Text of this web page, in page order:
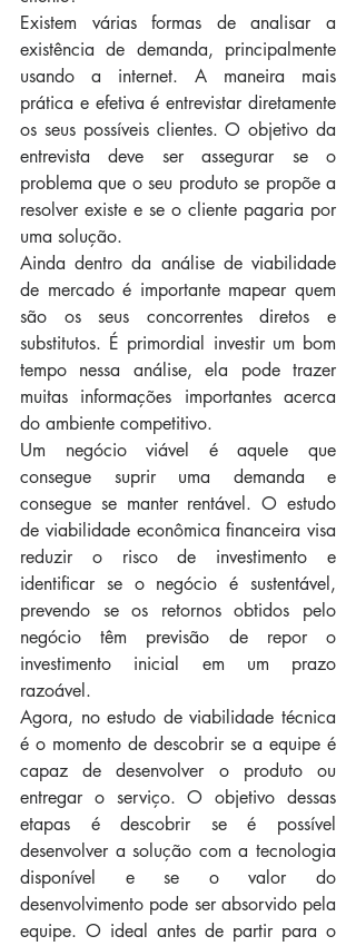
Existem várias formas de analisar a
existência de demanda, principalmente
usando a internet. A maneira mais
prática e efetiva é entrevistar diretamente
os seus possíveis clientes. O objetivo da
entrevista deve ser assegurar se o
problema que o seu produto se propõe a
resolver existe e se o cliente pagaria por
uma solução.
Ainda dentro da análise de viabilidade
de mercado é importante mapear quem
são os seus concorrentes diretos e
substitutos. É primordial investir um bom
tempo nessa análise, ela pode trazer
muitas informações importantes acerca
do ambiente competitivo.
Um negócio viável é aquele que
consegue suprir uma demanda e
consegue se manter rentável. O estudo
de viabilidade econômica financeira visa
reduzir o risco de investimento e
identificar se o negócio é sustentável,
prevendo se os retornos obtidos pelo
negócio têm previsão de repor o
investimento inicial em um prazo
razoável.
Agora, no estudo de viabilidade técnica
é o momento de descobrir se a equipe é
capaz de desenvolver o produto ou
entregar o serviço. O objetivo dessas
etapas é descobrir se é possível
desenvolver a solução com a tecnologia
disponível e se o valor do
desenvolvimento pode ser absorvido pela
equipe. O ideal antes de partir para o